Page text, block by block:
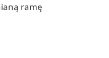
ramę